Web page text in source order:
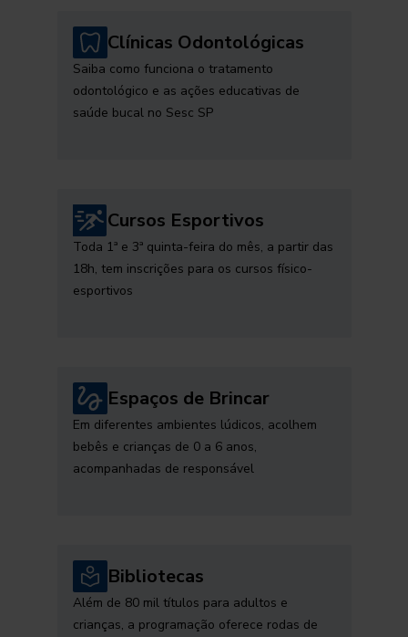
Clínicas Odontológicas
Saiba como funciona o tratamento
odontológico e as ações educativas de
saúde bucal no Sesc SP
Cursos Esportivos
Toda 1ª e 3ª quinta-feira do mês, a partir das
18h, tem inscrições para os cursos físico-
esportivos
Espaços de Brincar
Em diferentes ambientes lúdicos, acolhem
bebês e crianças de 0 a 6 anos,
acompanhadas de responsável
Bibliotecas
Além de 80 mil títulos para adultos e
crianças, a programação oferece rodas de